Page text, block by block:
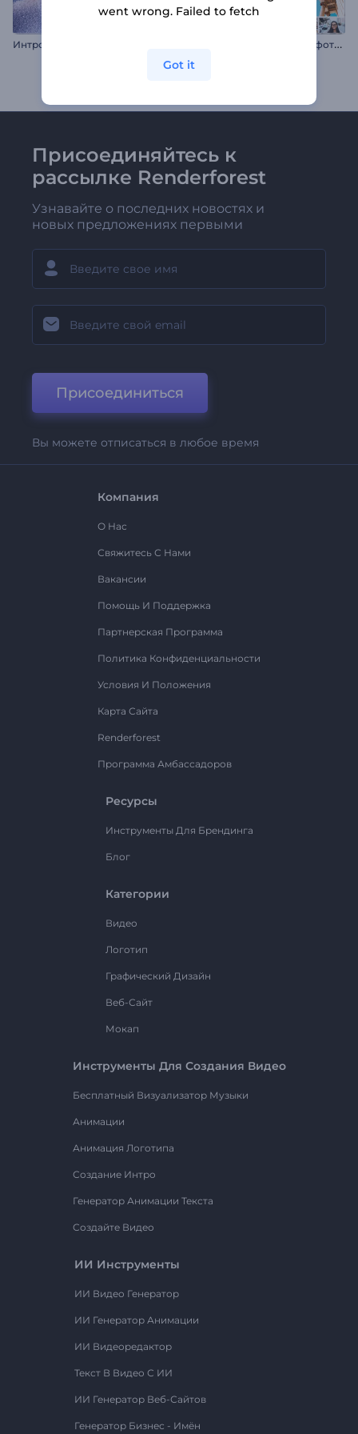
Интро: Блестящая снежинка И
нтро заставка Плавные фоторамки
Присоединяйтесь к
рассылке Renderforest
Узнавайте о последних новостях и
новых предложениях первыми
Присоединиться
Вы можете отписаться в любое время
Компания
О Нас
Свяжитесь С Нами
Вакансии
Помощь И Поддержка
Партнерская Программа
Политика Конфиденциальности
Условия И Положения
Карта Сайта
Renderforest
Программа Амбассадоров
Ресурсы
Инструменты Для Брендинга
Блог
Категории
Видео
Логотип
Графический Дизайн
Веб-Сайт
Мокап
Инструменты Для Создания Видео
Бесплатный Визуализатор Музыки
Анимации
Анимация Логотипа
Создание Интро
Генератор Анимации Текста
Создайте Видео
ИИ Инструменты
ИИ Видео Генератор
ИИ Генератор Анимации
ИИ Видеоредактор
Текст В Видео С ИИ
ИИ Генератор Веб-Сайтов
Генератор Бизнес - Имён
went wrong. Failed to fetch
Got it